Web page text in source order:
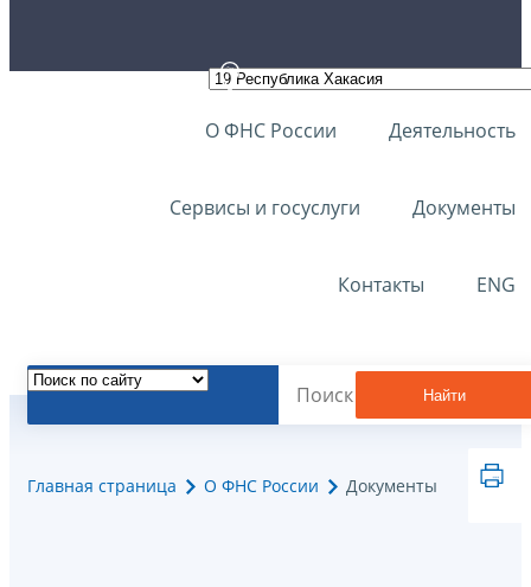
О ФНС России Деятельность
Сервисы и госуслуги Документы
Контакты ENG
Найти
Главная страница О ФНС России Документы